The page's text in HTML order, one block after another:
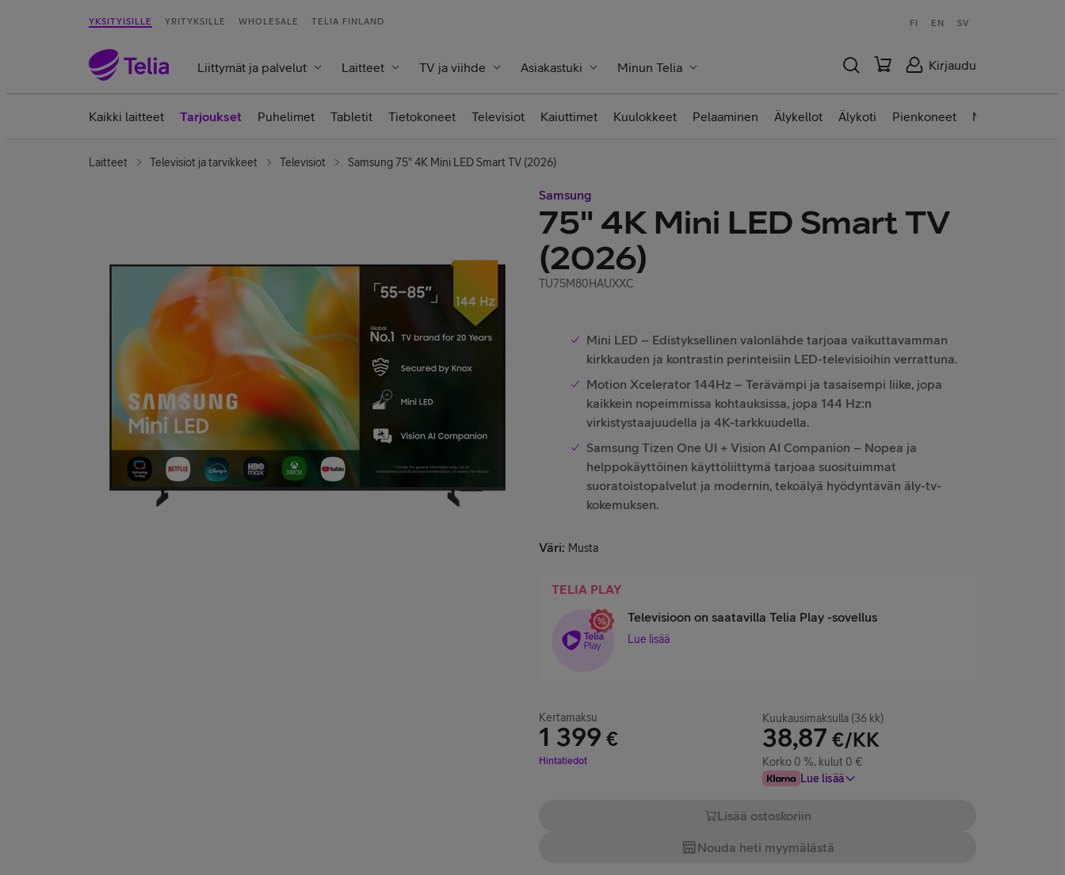
YKSITYISILLE YRITYKSILLE WHOLESALE TELIA FINLAND FI EN SV
Liittymät ja palvelut Laitteet TV ja viihde Asiakastuki Minun Telia Kirjaudu
Kaikki laitteet Tarjoukset Puhelimet Tabletit Tietokoneet Televisiot Kaiuttimet Kuulokkeet Pelaaminen Älykellot Älykoti Pienkoneet Nettilaitteet
Laitteet Televisiot ja tarvikkeet Televisiot Samsung 75" 4K Mini LED Smart TV (2026)
Samsung
75" 4K Mini LED Smart TV
(2026)
TU75M80HAUXXC
Mini LED – Edistyksellinen valonlähde tarjoaa vaikuttavamman
kirkkauden ja kontrastin perinteisiin LED-televisioihin verrattuna.
Motion Xcelerator 144Hz – Terävämpi ja tasaisempi liike, jopa
kaikkein nopeimmissa kohtauksissa, jopa 144 Hz:n
virkistystaajuudella ja 4K-tarkkuudella.
Samsung Tizen One UI + Vision AI Companion – Nopea ja
helppokäyttöinen käyttöliittymä tarjoaa suosituimmat
suoratoistopalvelut ja modernin, tekoälyä hyödyntävän äly-tv-
kokemuksen.
Väri: Musta
TELIA PLAY
Televisioon on saatavilla Telia Play -sovellus
Lue lisää
Kertamaksu
1 399 €
Hinta 1 399 €
Hintatiedot
Kuukausimaksulla (36 kk)
38,87 €/KK
Korko 0 %, kulut 0 €
Lue lisää
Lisää ostoskoriin
Nouda heti myymälästä